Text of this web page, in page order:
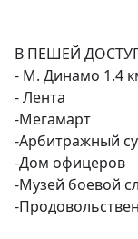
В ПЕШЕЙ
- М. Динамо 1.4
- Лента
-Мегамарт
-Арбитражный
-Дом офицеров
-Музей боевой
-